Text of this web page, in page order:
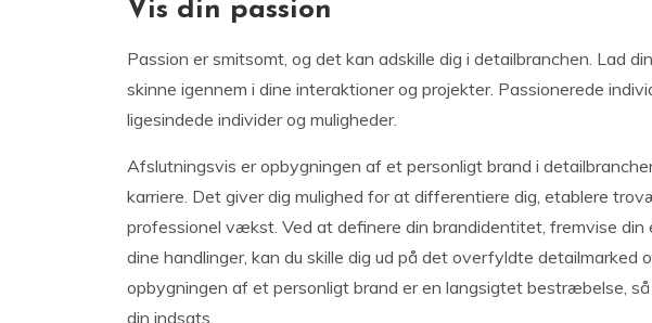
Vis din passion
Passion er smitsomt, og det kan adskille dig i detailbranchen. Lad
skinne igennem i dine interaktioner og projekter. Passionerede
ligesindede individer og muligheder.
Afslutningsvis er opbygningen af ​​et personligt brand i
karriere. Det giver dig mulighed for at differentiere dig, etablere
professionel vækst. Ved at definere din brandidentitet, fremvise din
dine handlinger, kan du skille dig ud på det overfyldte detailmarked
opbygningen af ​​et personligt brand er en langsigtet bestræbelse,
din indsats.